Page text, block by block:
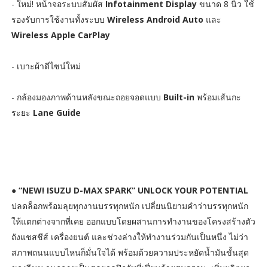
- ใหม่! หน้าจอระบบสัมผัส Infotainment Display ขนาด 8 นิ้ว ใช้
รองรับการใช้งานทั้งระบบ Wireless Android Auto และ
Wireless Apple CarPlay
- เบาะผ้าดีไซน์ใหม่
- กล้องมองภาพด้านหลังขณะถอยจอดแบบ Built-in พร้อมเส้นกะ
ระยะ Lane Guide
●“NEW! ISUZU D-MAX SPARK” UNLOCK YOUR POTENTIAL
ปลดล็อกพร้อมลุยทุกงานบรรทุกหนัก เปลี่ยนนิยามคำว่าบรรทุกหนัก
ให้แตกต่างจากที่เคย ออกแบบโดยผสานการทำงานของโครงสร้างตัว
ถังแชสชีส์ เครื่องยนต์ และช่วงล่างให้ทำงานร่วมกันเป็นหนึ่ง ไม่ว่า
สภาพถนนแบบไหนก็มั่นใจได้ พร้อมด้วยความประหยัดน้ำมันขั้นสุด